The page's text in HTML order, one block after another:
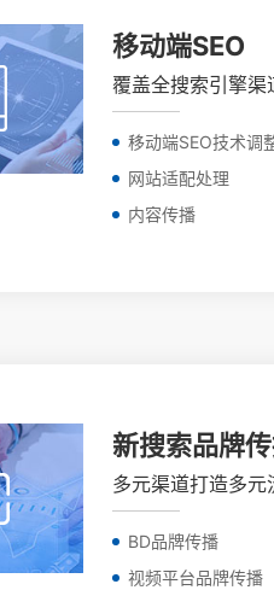
移动端SEO
覆盖全搜索引擎
移动端SEO技术调
网站适配处理
内容传播
新搜索品牌
多元渠道打造多
BD品牌传播
视频平台品牌传播